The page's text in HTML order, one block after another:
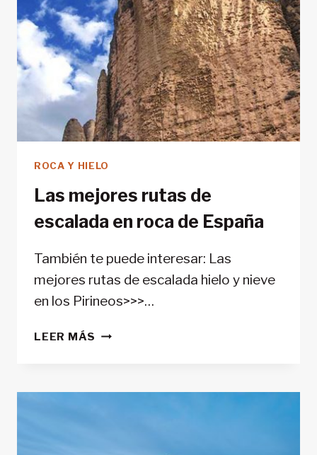
ROCA Y HIELO
Las mejores rutas de
escalada en roca de España
También te puede interesar: Las
mejores rutas de escalada hielo y nieve
en los Pirineos>>>…
LEER MÁS LAS